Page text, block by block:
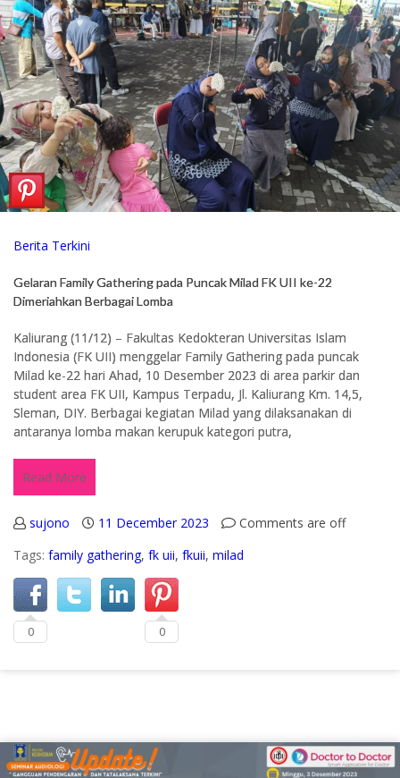
Berita Terkini
Gelaran Family Gathering pada Puncak Milad FK UII ke-22
Dimeriahkan Berbagai Lomba
Kaliurang (11/12) – Fakultas Kedokteran Universitas Islam
Indonesia (FK UII) menggelar Family Gathering pada puncak
Milad ke-22 hari Ahad, 10 Desember 2023 di area parkir dan
student area FK UII, Kampus Terpadu, Jl. Kaliurang Km. 14,5,
Sleman, DIY. Berbagai kegiatan Milad yang dilaksanakan di
antaranya lomba makan kerupuk kategori putra,
Read More
sujono 11 December 2023
Comments are off
Tags: family gathering, fk uii, fkuii, milad
0 0